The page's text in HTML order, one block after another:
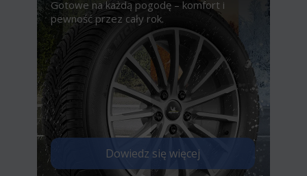
Gotowe na każdą pogodę – komfort i
pewność przez cały rok.
Dowiedz się więcej